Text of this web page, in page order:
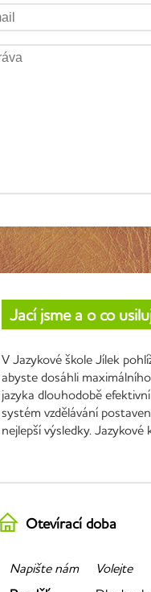
Jací jsme a o co
V Jazykové škole Jílek
abyste dosáhli
jazyka dlouhodobě
systém vzdělávání
nejlepší výsledky.
Otevírací doba
Napište nám
Volejte